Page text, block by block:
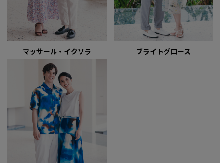
マッサール・イクソラ ブライトグロース